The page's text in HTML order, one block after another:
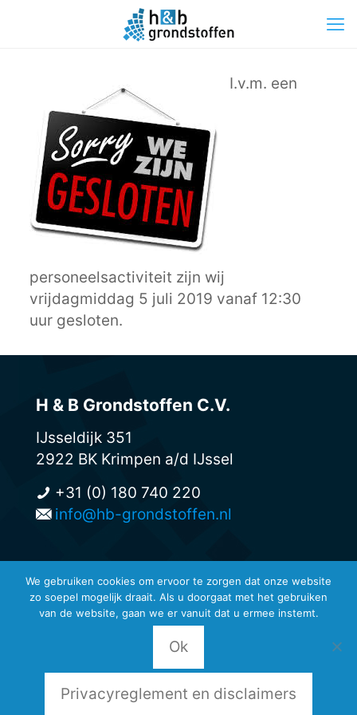
I.v.m. een
personeelsactiviteit zijn wij
vrijdagmiddag 5 juli 2019 vanaf 12:30
uur gesloten.
H & B Grondstoffen C.V.
IJsseldijk 351
2922 BK Krimpen a/d IJssel
+31 (0) 180 740 220
info@hb-grondstoffen.nl
© H & B Grondstoffen -
Privacyreglement en disclaimers-
Leveringsvoorwaarden
We gebruiken cookies om ervoor te zorgen dat onze website
zo soepel mogelijk draait. Als u doorgaat met het gebruiken
van de website, gaan we er vanuit dat u ermee instemt.
Ok
Privacyreglement en disclaimers